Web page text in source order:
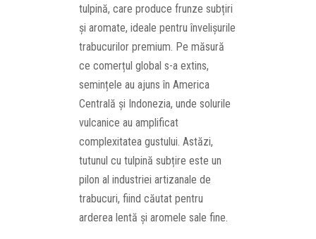
tulpină, care produce frunze subțiri
și aromate, ideale pentru învelișurile
trabucurilor premium. Pe măsură
ce comerțul global s-a extins,
semințele au ajuns în America
Centrală și Indonezia, unde solurile
vulcanice au amplificat
complexitatea gustului. Astăzi,
tutunul cu tulpină subțire este un
pilon al industriei artizanale de
trabucuri, fiind căutat pentru
arderea lentă și aromele sale fine.